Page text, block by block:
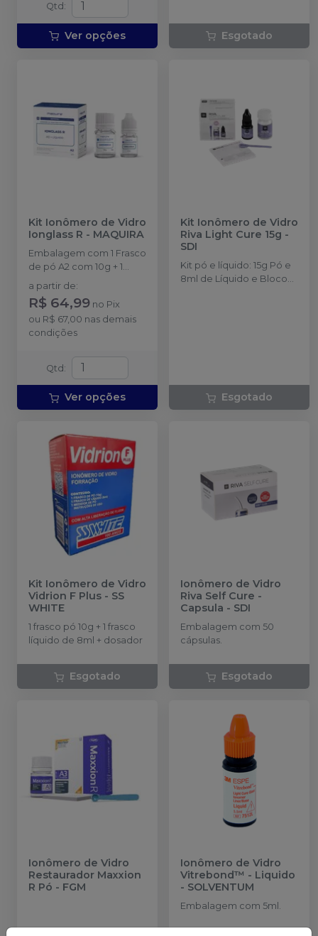
Qtd :
Ver opções Esgotado
Kit Ionômero de Vidro
Ionglass R - MAQUIRA
Embalagem com 1 Frasco
de pó A2 com 10g + 1
Frasco de líquido com
8ml + 1 dosador de pó e 1
bloco de espatulação.
a partir de:
R$ 64,99 no Pix
ou R$ 67,00 nas demais
condições
Qtd :
Ver opções
Kit Ionômero de Vidro
Riva Light Cure 15g -
SDI
Kit pó e líquido: 15g Pó e
8ml de Líquido e Bloco
Esgotado
Kit Ionômero de Vidro
Vidrion F Plus - SS
WHITE
1 frasco pó 10g + 1 frasco
líquido de 8ml + dosador
Esgotado
Ionômero de Vidro
Riva Self Cure -
Capsula - SDI
Embalagem com 50
cápsulas.
Esgotado
Ionômero de Vidro
Restaurador Maxxion
R Pó - FGM
Ionômero de Vidro
Vitrebond™ - Liquido
- SOLVENTUM
Embalagem com 5ml.